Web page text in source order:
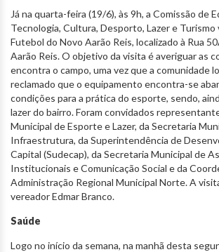
Já na quarta-feira (19/6), às 9h, a Comissão de
Tecnologia, Cultura, Desporto, Lazer e Turismo
Futebol do Novo Aarão Reis, localizado à Rua
Aarão Reis. O objetivo da visita é averiguar as
encontra o campo, uma vez que a comunidade
reclamado que o equipamento encontra-se
condições para a prática do esporte, sendo,
lazer do bairro. Foram convidados
Municipal de Esporte e Lazer, da Secretaria
Infraestrutura, da Superintendência de
Capital (Sudecap), da Secretaria Municipal de
Institucionais e Comunicação Social e da
Administração Regional Municipal Norte. A
vereador Edmar Branco.
Saúde
Logo no início da semana, na manhã desta